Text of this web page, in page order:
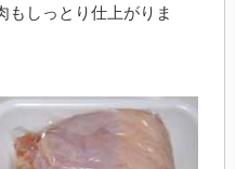
もしっとり仕上がりま